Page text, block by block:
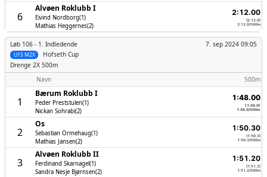
6
Alvøen Roklubb I
Eivind Nordborg(1)
Mathias Heggernes(2)
2:12.00
(2:12.0)
2:12.0/500m
Løb 106 - 1. Indledende
Hofseth Cup
7. sep 2024 09:05
U15 M2X
Drenge 2X 500m
Navn
500m
1
Bærum Roklubb I
Peder Preststulen(1)
Nickan Sohrabi(2)
1:48.00
(1:48.0)
1:48.0/500m
2
Os
Sebastian Ormehaug(1)
Mathias Jansen(2)
1:50.30
(1:50.3)
1:50.3/500m
3
Alvøen Roklubb II
Ferdinand Skarnagel(1)
Sandra Nesje Bjørnsen(2)
1:51.20
(1:51.2)
1:51.2/500m